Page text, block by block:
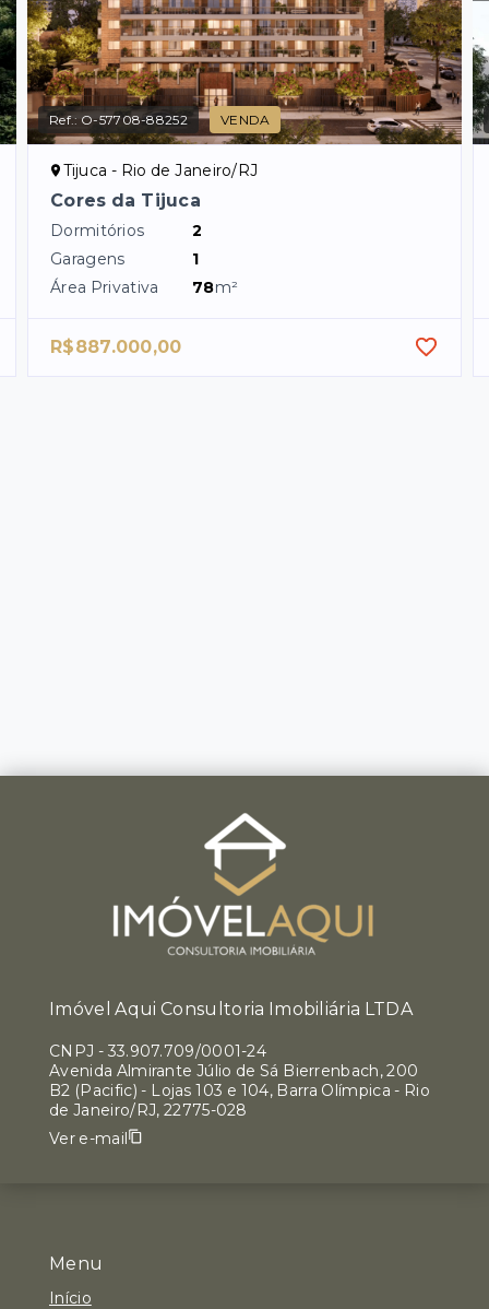
Ref.: O-57708-88252 VENDA
Tijuca - Rio de Janeiro/RJ
Cores da Tijuca
Dormitórios
2
Garagens
1
Área Privativa
78m²
R$887.000,00
Menu
Início
Imóvel Aqui Consultoria Imobiliária LTDA
CNPJ - 33.907.709/0001-24
Avenida Almirante Júlio de Sá Bierrenbach, 200
B2 (Pacific) - Lojas 103 e 104, Barra Olímpica - Rio
de Janeiro/RJ, 22775-028
Ver e-mail